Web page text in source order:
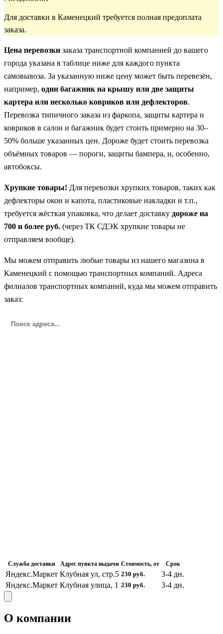
Для доставки в Каменецкий требуется полная предоплата
заказа.
Цена перевозки заказа транспортной компанией до вашего
города указана в таблице ниже для каждого пункта
самовывоза. За указанную ниже цену может быть перевезён,
например, один багажник на крышу или две защиты
картера или несколько ковриков или дефлекторов.
Перевозка типичного заказа из фаркопа, защиты картера и
ковриков в салон и багажник будет стоить примерно на 30–
50% больше указанных цен. Дороже будет стоить перевозка
объёмных товаров — пороги, защиты бампера, и, особенно,
автобоксы.
Хрупкие товары! Для перевозки хрупких товаров, таких как
дефлекторы окон и капота, пластиковые накладки и т.п.,
требуется жёсткая упаковка, что делает доставку дороже на
700 и более руб. (через ТК СДЭК хрупкие товары не
отправляем вообще).
Мы можем отправить любые товары из нашего магазина в
Каменецкий с помощью транспортных компаний. Адреса
филиалов транспортных компаний, куда мы можем отправить
заказ:
Служба доставки Адрес пункта выдачи Стоимость, от Срок
Яндекс.Маркет Клубная ул, стр.5 230 руб. 3-4 дн.
Яндекс.Маркет Клубная улица, 1 230 руб. 3-4 дн.
О компании